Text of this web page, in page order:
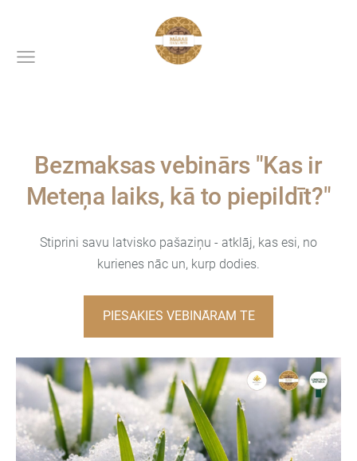
Bezmaksas vebinārs "Kas ir
Meteņa laiks, kā to piepildīt?"
Stiprini savu latvisko pašaziņu - atklāj, kas esi, no
kurienes nāc un, kurp dodies.
PIESAKIES VEBINĀRAM TE